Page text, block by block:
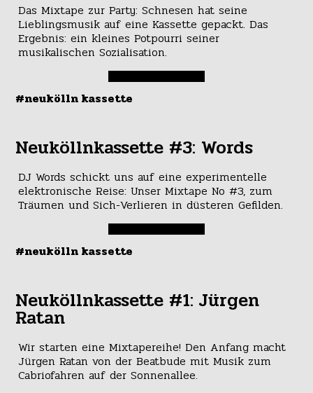
Das Mixtape zur Party: Schnesen hat seine
Lieblingsmusik auf eine Kassette gepackt. Das
Ergebnis: ein kleines Potpourri seiner
musikalischen Sozialisation.
#neukölln kassette
Neuköllnkassette #3: Words
DJ Words schickt uns auf eine experimentelle
elektronische Reise: Unser Mixtape No #3, zum
Träumen und Sich-Verlieren in düsteren Gefilden.
#neukölln kassette
Neuköllnkassette #1: Jürgen
Ratan
Wir starten eine Mixtapereihe! Den Anfang macht
Jürgen Ratan von der Beatbude mit Musik zum
Cabriofahren auf der Sonnenallee.